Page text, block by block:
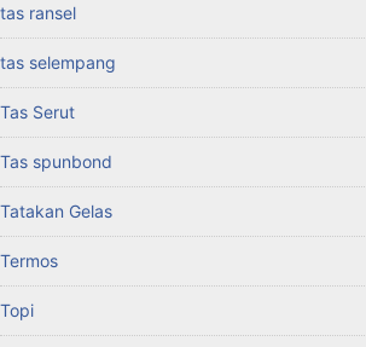
tas ransel
tas selempang
Tas Serut
Tas spunbond
Tatakan Gelas
Termos
Topi